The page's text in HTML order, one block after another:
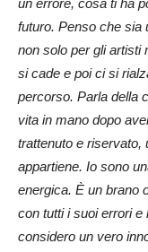
un errore, cosa ti ha
futuro. Penso che sia
non solo per gli artisti
si cade e poi ci si
percorso. Parla della
vita in mano dopo
trattenuto e riservato,
appartiene. Io sono
energica. È un brano
con tutti i suoi errori
considero un vero